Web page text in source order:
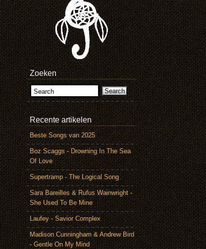
Zoeken
Recente artikelen
Beste Songs van 2025
Boz Scaggs - Drowning In The Sea
Of Love
Supertramp - The Logical Song
Sara Bareilles & Rufus Wainwright -
She Used To Be Mine
Laufey - Savior Complex
Madison Cunningham & Andrew Bird
- Gentle On My Mind